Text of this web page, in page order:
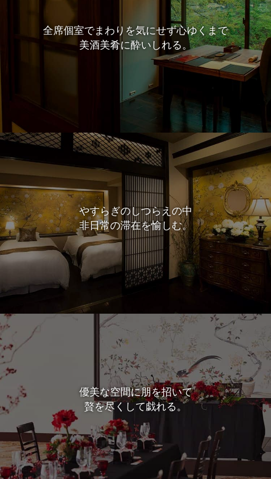
全席個室でまわりを気にせず心ゆくまで
美酒美肴に酔いしれる。
やすらぎのしつらえの中
非日常の滞在を愉しむ。
優美な空間に朋を招いて
贅を尽くして戯れる。